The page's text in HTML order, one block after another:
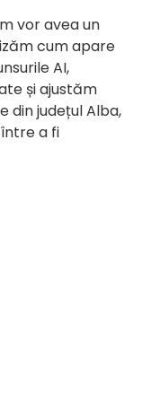
vor avea un
cum apare
AI,
și ajustăm
din județul Alba,
a fi